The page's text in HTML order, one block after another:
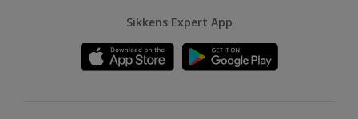
Sikkens Expert App